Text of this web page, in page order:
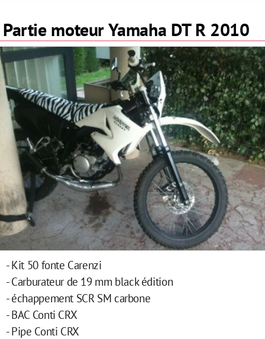
Partie moteur Yamaha DT R 2010
- Kit 50 fonte Carenzi
- Carburateur de 19 mm black édition
- échappement SCR SM carbone
- BAC Conti CRX
- Pipe Conti CRX